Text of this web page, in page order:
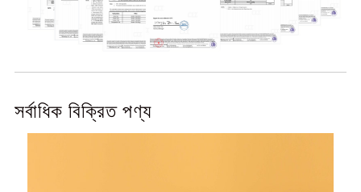
সর্বাধিক বিক্রিত পণ্য